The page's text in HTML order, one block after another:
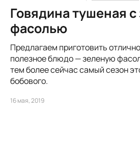
Говядина тушеная
фасолью
Предлагаем приготовить
полезное блюдо — зеленую
тем более сейчас самый сезон
бобового.
16 мая, 2019